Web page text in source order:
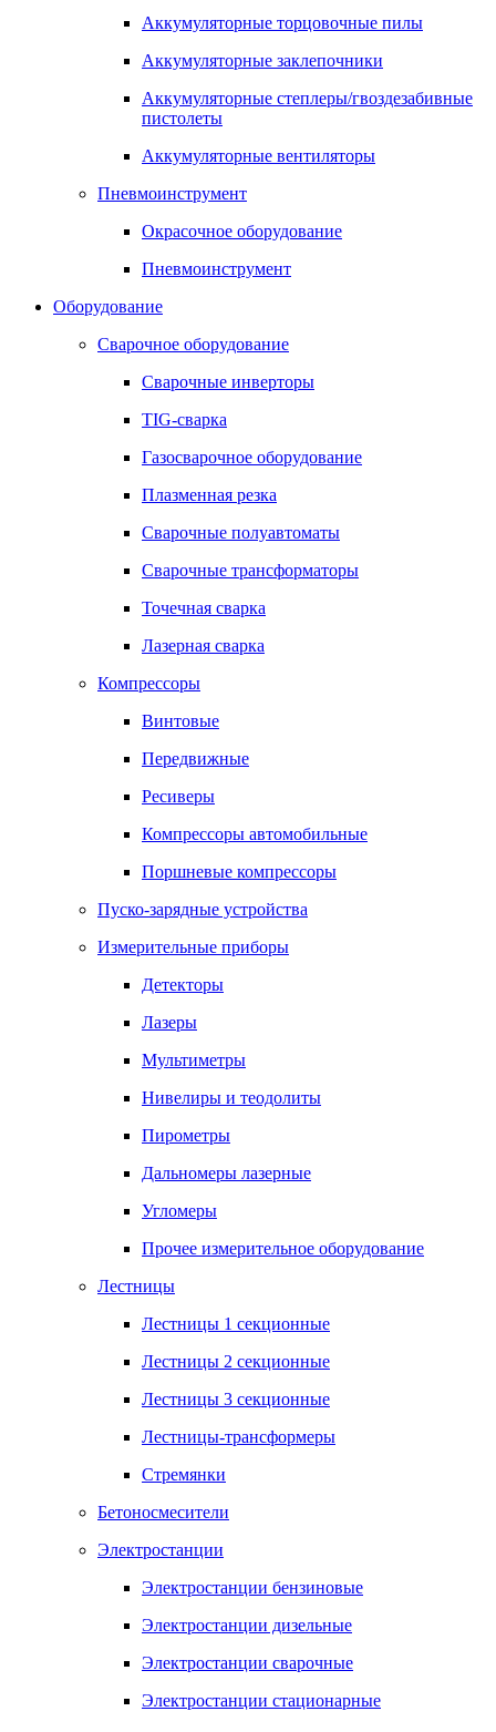
Аккумуляторные торцовочные пилы
Аккумуляторные заклепочники
Аккумуляторные степлеры/гвоздезабивные
пистолеты
Аккумуляторные вентиляторы
Пневмоинструмент
Окрасочное оборудование
Пневмоинструмент
Оборудование
Сварочное оборудование
Сварочные инверторы
TIG-сварка
Газосварочное оборудование
Плазменная резка
Сварочные полуавтоматы
Сварочные трансформаторы
Точечная сварка
Лазерная сварка
Компрессоры
Винтовые
Передвижные
Ресиверы
Компрессоры автомобильные
Поршневые компрессоры
Пуско-зарядные устройства
Измерительные приборы
Детекторы
Лазеры
Мультиметры
Нивелиры и теодолиты
Пирометры
Дальномеры лазерные
Угломеры
Прочее измерительное оборудование
Лестницы
Лестницы 1 секционные
Лестницы 2 секционные
Лестницы 3 секционные
Лестницы-трансформеры
Стремянки
Бетоносмесители
Электростанции
Электростанции бензиновые
Электростанции дизельные
Электростанции сварочные
Электростанции стационарные